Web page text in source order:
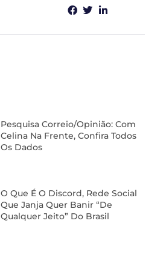
Pesquisa Correio/Opinião: Com
Celina Na Frente, Confira Todos
Os Dados
O Que É O Discord, Rede Social
Que Janja Quer Banir “de
Qualquer Jeito” Do Brasil